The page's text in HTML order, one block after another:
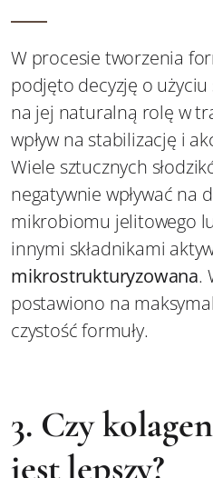
W procesie tworzenia
podjęto decyzję o użyciu
na jej naturalną rolę w
wpływ na stabilizację i
Wiele sztucznych
negatywnie wpływać na
mikrobiomu jelitowego
innymi składnikami
mikrostrukturyzowana.
postawiono na
czystość formuły.
3. Czy
jest lepszy?